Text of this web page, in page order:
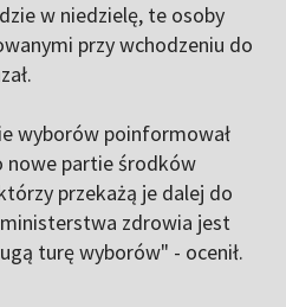
w niedzielę, te osoby
przy wchodzeniu do
wyborów poinformował
nowe partie środków
przekażą je dalej do
zdrowia jest
turę wyborów" - ocenił.